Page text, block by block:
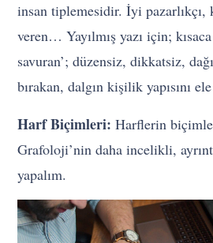
insan tiplemesidir. İyi pazarlıkçı,
veren… Yayılmış yazı için;
savuran’; düzensiz, dikkatsiz,
bırakan, dalgın kişilik yapısını
Harf Biçimleri: Harflerin
Grafoloji’nin daha incelikli,
yapalım.